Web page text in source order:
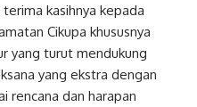
kasihnya kepada
Cikupa khususnya
yang turut mendukung
yang ekstra dengan
rencana dan harapan